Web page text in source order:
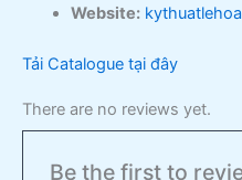
Website:
Tải Catalogue tại đây
There are no reviews yet.
Be the first to